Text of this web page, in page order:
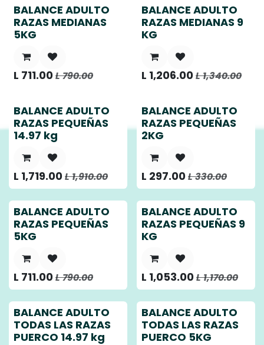
BALANCE ADULTO
RAZAS MEDIANAS
5KG
L 711.00L790.00
BALANCE ADULTO
RAZAS MEDIANAS 9
KG
L 1,206.00L1,340.00
BALANCE ADULTO
RAZAS PEQUEÑAS
14.97 kg
L 1,719.00L1,910.00
BALANCE ADULTO
RAZAS PEQUEÑAS
2KG
L 297.00L330.00
BALANCE ADULTO
RAZAS PEQUEÑAS
5KG
L 711.00L790.00
BALANCE ADULTO
RAZAS PEQUEÑAS 9
KG
L 1,053.00L1,170.00
BALANCE ADULTO
TODAS LAS RAZAS
PUERCO 14.97 kg
BALANCE ADULTO
TODAS LAS RAZAS
PUERCO 5KG